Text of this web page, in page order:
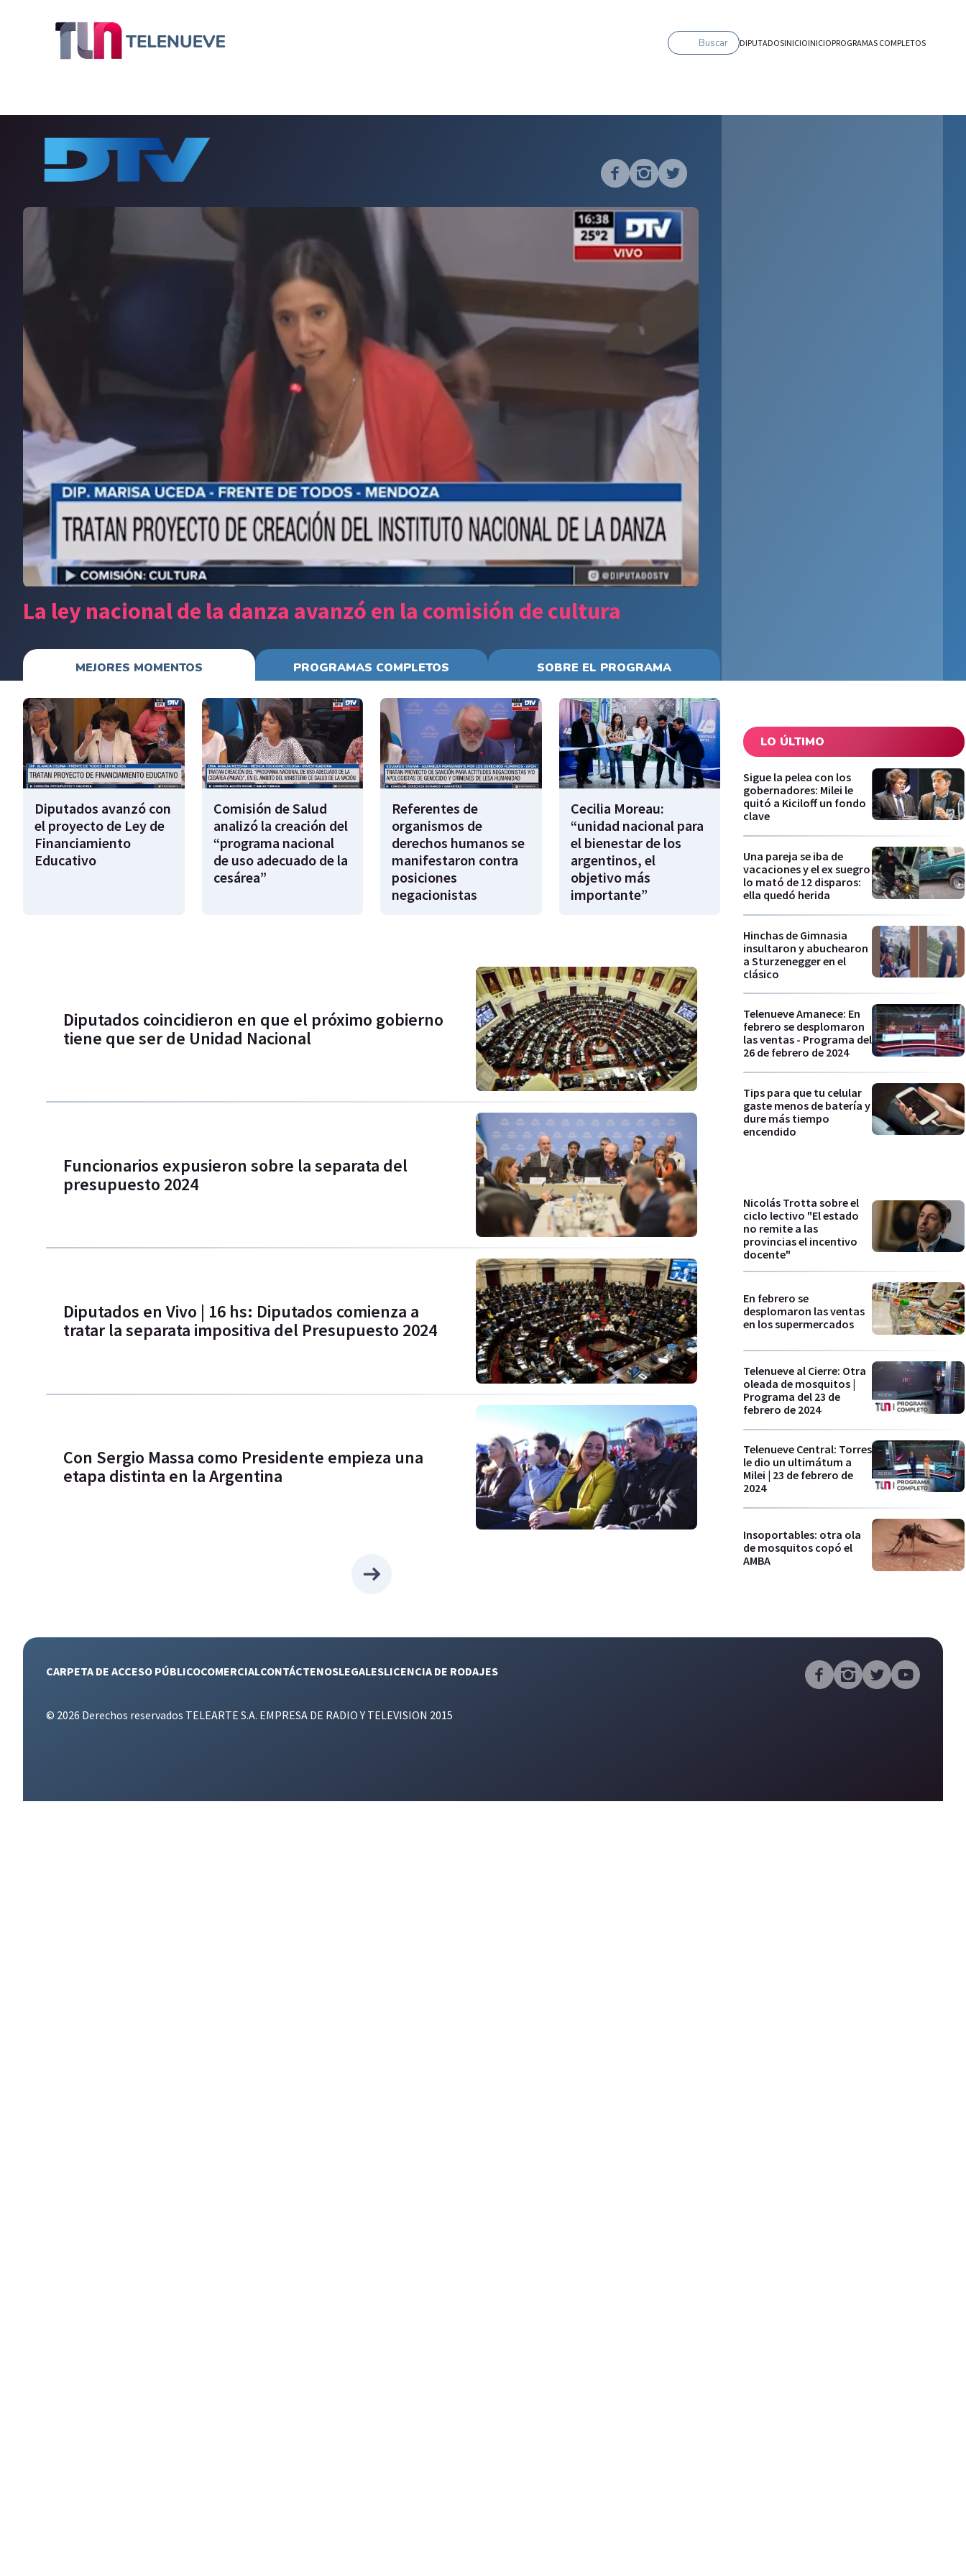
Buscar DIPUTADOSINICIOINICIOPROGRAMAS COMPLETOS
La ley nacional de la danza avanzó en la comisión de cultura
MEJORES MOMENTOS PROGRAMAS COMPLETOS SOBRE EL PROGRAMA
Diputados avanzó con
el proyecto de Ley de
Financiamiento
Educativo
Comisión de Salud
analizó la creación del
“programa nacional
de uso adecuado de la
cesárea”
Referentes de
organismos de
derechos humanos se
manifestaron contra
posiciones
negacionistas
Cecilia Moreau:
“unidad nacional para
el bienestar de los
argentinos, el
objetivo más
importante”
Diputados coincidieron en que el próximo gobierno
tiene que ser de Unidad Nacional
Funcionarios expusieron sobre la separata del
presupuesto 2024
Diputados en Vivo | 16 hs: Diputados comienza a
tratar la separata impositiva del Presupuesto 2024
Con Sergio Massa como Presidente empieza una
etapa distinta en la Argentina
LO ÚLTIMO
Sigue la pelea con los
gobernadores: Milei le
quitó a Kiciloff un fondo
clave
Una pareja se iba de
vacaciones y el ex suegro
lo mató de 12 disparos:
ella quedó herida
Hinchas de Gimnasia
insultaron y abuchearon
a Sturzenegger en el
clásico
Telenueve Amanece: En
febrero se desplomaron
las ventas - Programa del
26 de febrero de 2024
Tips para que tu celular
gaste menos de batería y
dure más tiempo
encendido
Nicolás Trotta sobre el
ciclo lectivo "El estado
no remite a las
provincias el incentivo
docente"
En febrero se
desplomaron las ventas
en los supermercados
Telenueve al Cierre: Otra
oleada de mosquitos |
Programa del 23 de
febrero de 2024
Telenueve Central: Torres
le dio un ultimátum a
Milei | 23 de febrero de
2024
Insoportables: otra ola
de mosquitos copó el
AMBA
CARPETA DE ACCESO PÚBLICOCOMERCIALCONTÁCTENOSLEGALESLICENCIA DE RODAJES
© 2026 Derechos reservados TELEARTE S.A. EMPRESA DE RADIO Y TELEVISION 2015